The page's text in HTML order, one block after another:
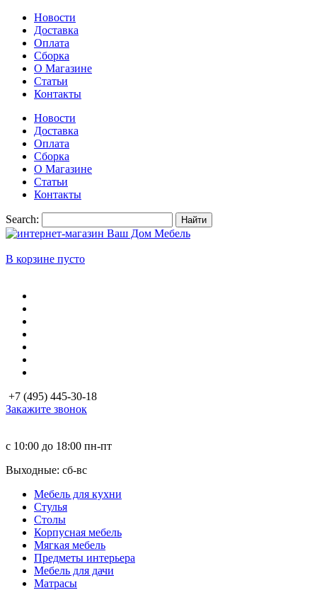
Новости
Доставка
Оплата
Сборка
О Магазине
Статьи
Контакты
Новости
Доставка
Оплата
Сборка
О Магазине
Статьи
Контакты
Search: Найти
В корзине пусто
+7 (495) 445-30-18
Закажите звонок
с 10:00 до 18:00 пн-пт
Выходные: сб-вc
Мебель для кухни
Стулья
Столы
Корпусная мебель
Мягкая мебель
Предметы интерьера
Мебель для дачи
Матраcы